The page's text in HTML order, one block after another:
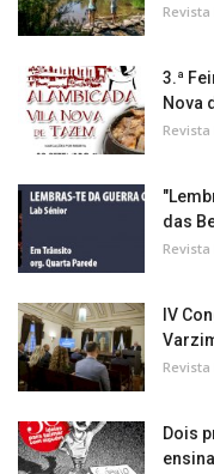
Revista
3.ª
Nova
Revista
das
Revista
IV
Revista
Dois